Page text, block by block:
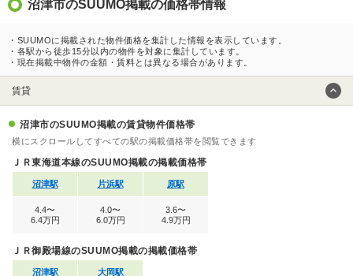
沼津市のSUUMO掲載の価格帯情報
・SUUMOに掲載された物件価格を集計した情報を表示しています。
・各駅から徒歩15分以内の物件を対象に集計しています。
・現在掲載中物件の金額・賃料とは異なる場合があります。
賃貸
沼津市のSUUMO掲載の賃貸物件価格帯
横にスクロールしてすべての駅の掲載価格帯を閲覧できます
ＪＲ東海道本線のSUUMO掲載の掲載価格帯
沼津駅 片浜駅 原駅
4.4〜
6.4万円
4.0〜
6.0万円
3.6〜
4.9万円
ＪＲ御殿場線のSUUMO掲載の掲載価格帯
沼津駅 大岡駅